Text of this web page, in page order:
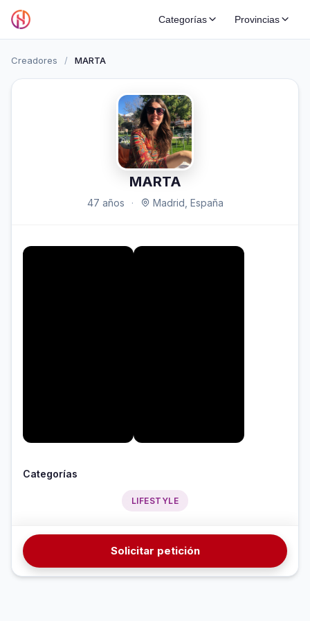
Categorías Provincias
Creadores / MARTA
MARTA
47 años · Madrid, España
Categorías
LIFESTYLE
Solicitar petición